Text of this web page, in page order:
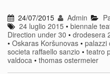
24/07/2015 Admin
24 luglio 2015 •biennale
Direction under 30 • drodesera
• Oskaras Koršunovas • palazzi
societa raffaello sanzio • teatro
valdoca • thomas ostermeier